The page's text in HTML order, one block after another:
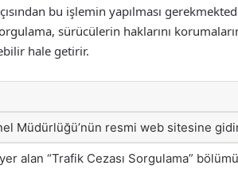
bu işlemin yapılması
sürücülerin haklarını
hale getirir.
Müdürlüğü’nün resmi web sitesine
alan “Trafik Cezası Sorgulama”